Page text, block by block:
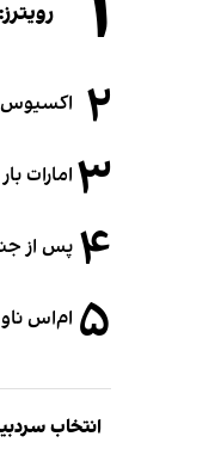
۲ اکسیوس:
۳ امارات
۴ پس از
۵ ام‌اس
انتخاب